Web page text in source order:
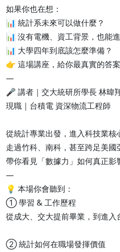
如果你也在想：
📊 統計系未來可以做什麼？
📊 沒有電機、資工背景，也能
📊 大學四年到底該怎麼準備？
👉 這場講座，給你最真實的答案
—
🎤 講者｜交大統研所學長 林暐
現職｜台積電 資深物流工程師
從統計專業出發，進入科技業核
走過竹科、南科，甚至跨足美國
帶你看見「數據力」如何真正影
—
💡 本場你會聽到：
① 學習 & 工作歷程
從成大、交大提前畢業，到進入
② 統計如何在職場發揮價值